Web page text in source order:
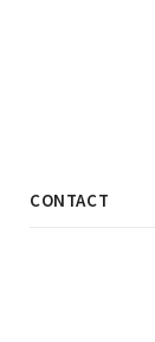
CONTACT